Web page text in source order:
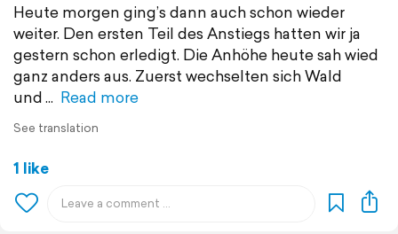
Heute morgen ging’s dann auch schon wieder
weiter. Den ersten Teil des Anstiegs hatten wir ja
gestern schon erledigt. Die Anhöhe heute sah wied
ganz anders aus. Zuerst wechselten sich Wald
und
Read more
See translation
1 like